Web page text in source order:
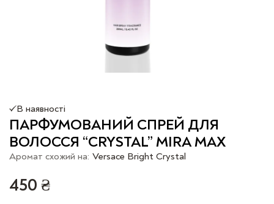
В наявності
ПАРФУМОВАНИЙ СПРЕЙ ДЛЯ
ВОЛОССЯ “CRYSTAL” MIRA MAX
Аромат схожий на: Versace Bright Crystal
450 ₴